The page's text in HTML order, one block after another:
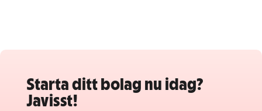
Starta ditt bolag nu idag?
Javisst!